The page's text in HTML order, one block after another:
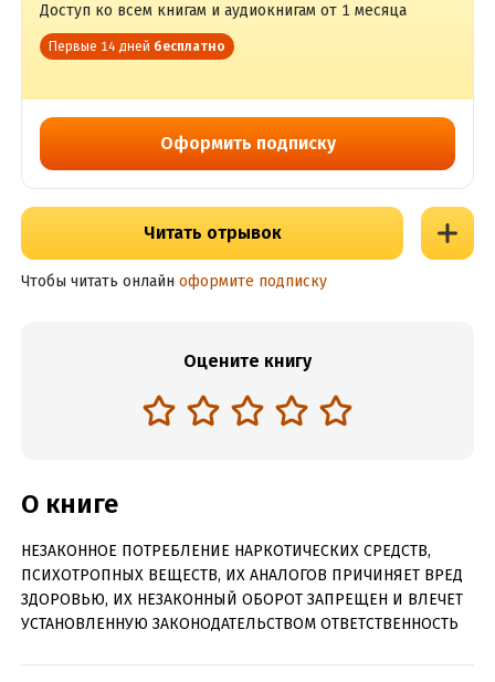
Доступ ко всем книгам и аудиокнигам от 1 месяца
Первые 14 дней бесплатно
Оформить подписку
Читать отрывок
Чтобы читать онлайн оформите подписку
Оцените книгу
О книге
НЕЗАКОННОЕ ПОТРЕБЛЕНИЕ НАРКОТИЧЕСКИХ СРЕДСТВ,
ПСИХОТРОПНЫХ ВЕЩЕСТВ, ИХ АНАЛОГОВ ПРИЧИНЯЕТ ВРЕД
ЗДОРОВЬЮ, ИХ НЕЗАКОННЫЙ ОБОРОТ ЗАПРЕЩЕН И ВЛЕЧЕТ
УСТАНОВЛЕННУЮ ЗАКОНОДАТЕЛЬСТВОМ ОТВЕТСТВЕННОСТЬ